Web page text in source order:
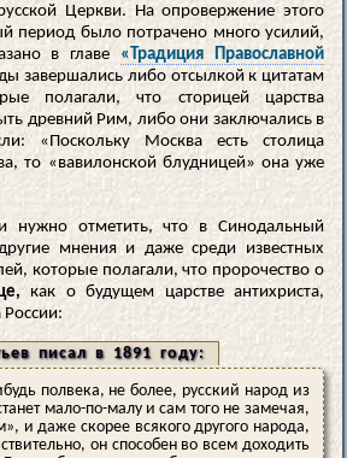
Церкви. На опровержение этого
период было потрачено много усилий,
в главе «Традиция Православной
завершались либо отсылкой к цитатам
полагали, что сторицей царства
древний Рим, либо они заключались в
«Поскольку Москва есть столица
то «вавилонской блудницей» она уже
нужно отметить, что в Синодальный
мнения и даже среди известных
которые полагали, что пророчество о
как о будущем царстве антихриста,
России:
писал в 1891 году:
полвека, не более, русский народ из
мало-по-малу и сам того не замечая,
и даже скорее всякого другого народа,
он способен во всем доходить